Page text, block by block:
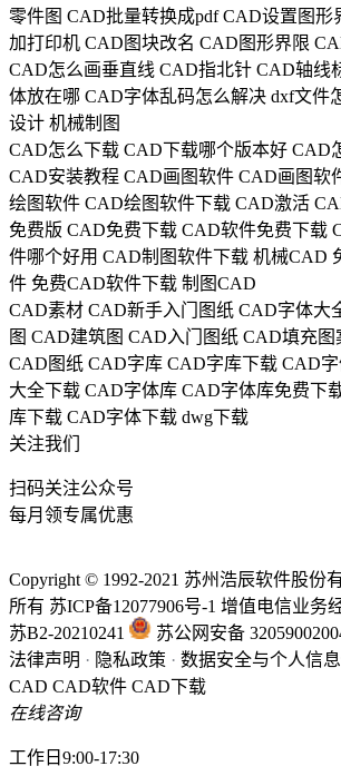
零件图 CAD批量转换成pdf CAD设置图形
加打印机 CAD图块改名 CAD图形界限
CAD怎么画垂直线 CAD指北针 CAD轴线
体放在哪 CAD字体乱码怎么解决 dxf文件
设计 机械制图
CAD怎么下载 CAD下载哪个版本好 CAD
CAD安装教程 CAD画图软件 CAD画图软
绘图软件 CAD绘图软件下载 CAD激活
免费版 CAD免费下载 CAD软件免费下载
件哪个好用 CAD制图软件下载 机械CAD
件 免费CAD软件下载 制图CAD
CAD素材 CAD新手入门图纸 CAD字体大
图 CAD建筑图 CAD入门图纸 CAD填充图
CAD图纸 CAD字库 CAD字库下载 CAD
大全下载 CAD字体库 CAD字体库免费下
库下载 CAD字体下载 dwg下载
关注我们
扫码关注公众号
每月领专属优惠
Copyright © 1992-2021 苏州浩辰软件股份
所有 苏ICP备12077906号-1 增值电信业务
苏B2-20210241
苏公网安备
法律声明 · 隐私政策 · 数据安全与个人信
CAD CAD软件 CAD下载
在线咨询
工作日9:00-17:30